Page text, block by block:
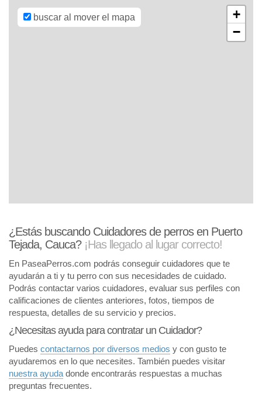
buscar al mover el mapa
+
−
¿Estás buscando Cuidadores de perros en Puerto
Tejada, Cauca? ¡Has llegado al lugar correcto!
En PaseaPerros.com podrás conseguir cuidadores que te
ayudarán a ti y tu perro con sus necesidades de cuidado.
Podrás contactar varios cuidadores, evaluar sus perfiles con
calificaciones de clientes anteriores, fotos, tiempos de
respuesta, detalles de su servicio y precios.
¿Necesitas ayuda para contratar un Cuidador?
Puedes contactarnos por diversos medios y con gusto te
ayudaremos en lo que necesites. También puedes visitar
nuestra ayuda donde encontrarás respuestas a muchas
preguntas frecuentes.